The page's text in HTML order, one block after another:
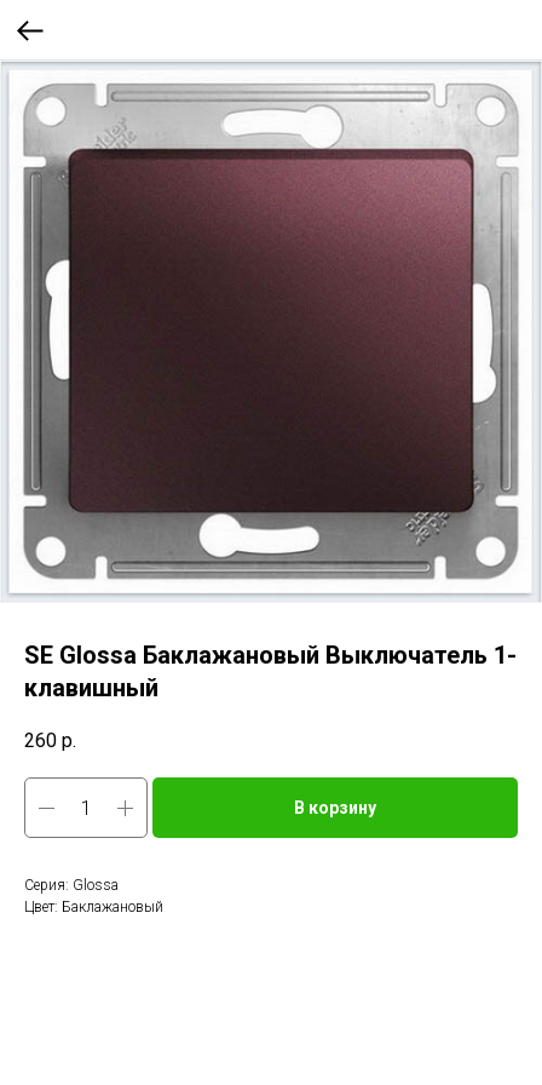
SE Glossa Баклажановый Выключатель 1-
клавишный
260 р.
В корзину
Серия: Glossa
Цвет: Баклажановый